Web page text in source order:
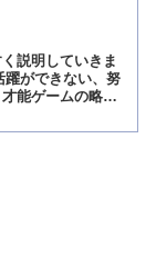
説明していきま
躍ができない、努
能ゲームの略と